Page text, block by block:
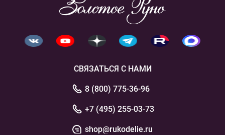
СВЯЗАТЬСЯ С НАМИ
8 (800) 775-36-96
+7 (495) 255-03-73
shop@rukodelie.ru